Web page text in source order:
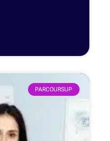
PARCOURSUP